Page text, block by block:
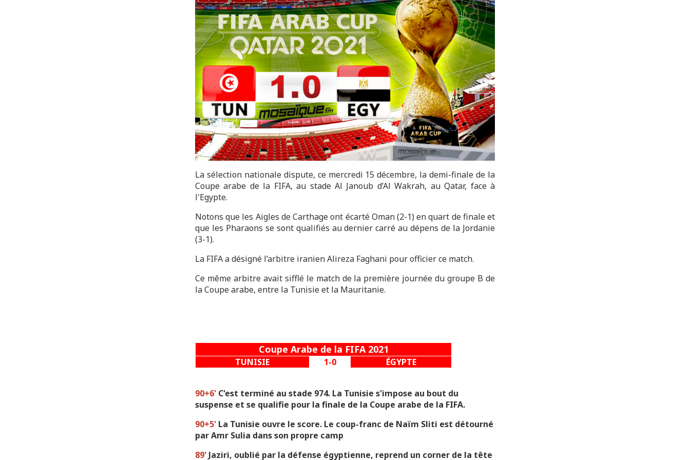
La sélection nationale dispute, ce mercredi 15 décembre, la demi-finale de la
Coupe arabe de la FIFA, au stade Al Janoub d’Al Wakrah, au Qatar, face à
l'Egypte.
Notons que les Aigles de Carthage ont écarté Oman (2-1) en quart de finale et
que les Pharaons se sont qualifiés au dernier carré au dépens de la Jordanie
(3-1).
La FIFA a désigné l’arbitre iranien Alireza Faghani pour officier ce match.
Ce même arbitre avait sifflé le match de la première journée du groupe B de
la Coupe arabe, entre la Tunisie et la Mauritanie.
Coupe Arabe de la FIFA 2021
TUNISIE 1-0 ÉGYPTE
90+6' C'est terminé au stade 974. La Tunisie s'impose au bout du
suspense et se qualifie pour la finale de la Coupe arabe de la FIFA.
90+5' La Tunisie ouvre le score. Le coup-franc de Naïm Sliti est détourné
par Amr Sulia dans son propre camp
89' Jaziri, oublié par la défense égyptienne, reprend un corner de la tête